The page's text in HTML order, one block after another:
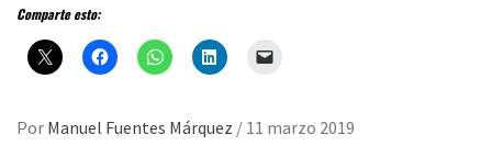
Comparte esto:
Por Manuel Fuentes Márquez / 11 marzo 2019